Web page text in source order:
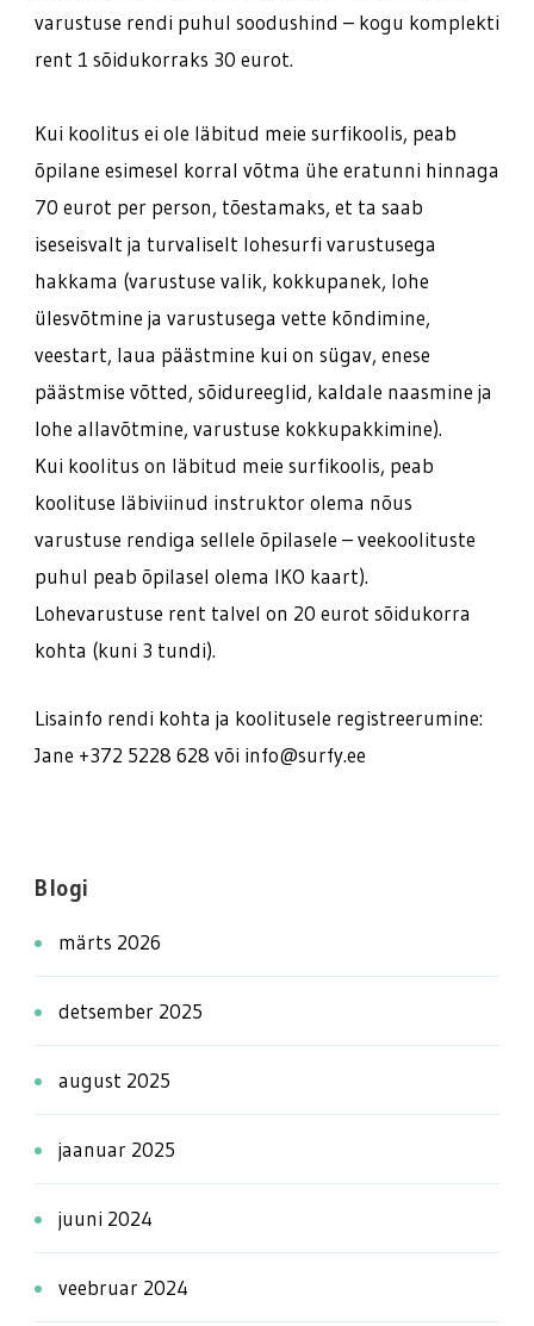
varustuse rendi puhul soodushind – kogu komplekti
rent 1 sõidukorraks 30 eurot.
Kui koolitus ei ole läbitud meie surfikoolis, peab
õpilane esimesel korral võtma ühe eratunni hinnaga
70 eurot per person, tõestamaks, et ta saab
iseseisvalt ja turvaliselt lohesurfi varustusega
hakkama (varustuse valik, kokkupanek, lohe
ülesvõtmine ja varustusega vette kõndimine,
veestart, laua päästmine kui on sügav, enese
päästmise võtted, sõidureeglid, kaldale naasmine ja
lohe allavõtmine, varustuse kokkupakkimine).
Kui koolitus on läbitud meie surfikoolis, peab
koolituse läbiviinud instruktor olema nõus
varustuse rendiga sellele õpilasele – veekoolituste
puhul peab õpilasel olema IKO kaart).
Lohevarustuse rent talvel on 20 eurot sõidukorra
kohta (kuni 3 tundi).
Lisainfo rendi kohta ja koolitusele registreerumine:
Jane +372 5228 628 või info@surfy.ee
Blogi
märts 2026
detsember 2025
august 2025
jaanuar 2025
juuni 2024
veebruar 2024